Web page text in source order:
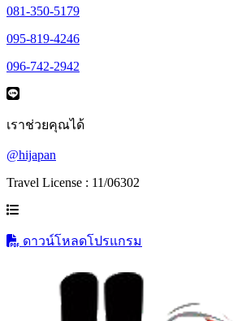
081-350-5179
095-819-4246
096-742-2942
เราช่วยคุณได้
@hijapan
Travel License : 11/06302
ดาวน์โหลดโปรแกรม